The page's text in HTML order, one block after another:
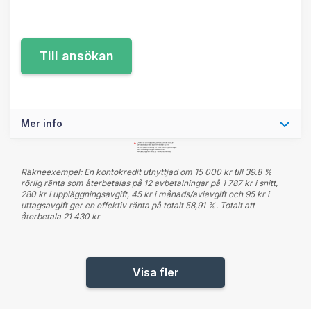
Mer info
Räkneexempel: En kontokredit utnyttjad om 15 000 kr till 39.8 %
rörlig ränta som återbetalas på 12 avbetalningar på 1 787 kr i snitt,
280 kr i uppläggningsavgift, 45 kr i månads/aviavgift och 95 kr i
uttagsavgift ger en effektiv ränta på totalt 58,91 %. Totalt att
återbetala 21 430 kr
Visa fler